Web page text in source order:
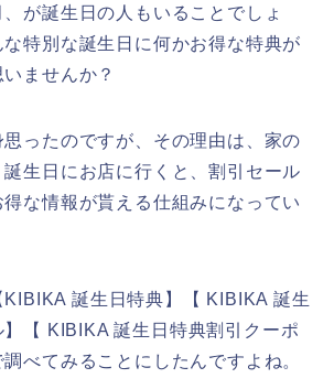
が誕生日の人もいることでしょ
な特別な誕生日に何かお得な特典が
ませんか？
ったのですが、その理由は、家の
生日にお店に行くと、割引セール
な情報が貰える仕組みになってい
誕生日特典】【 KIBIKA 誕生
】【 KIBIKA 誕生日特典割引クーポ
べてみることにしたんですよね。